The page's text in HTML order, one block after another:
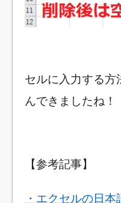
セルに入力する方
んできましたね！
【参考記事】
・エクセルの日